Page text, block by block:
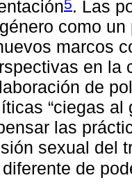
5. Las
como
marcos
en la
de
“ciegas al
las
sexual del
de